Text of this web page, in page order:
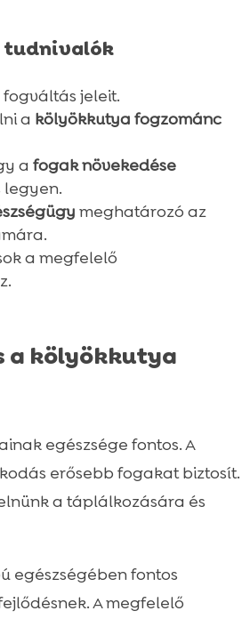
jelentősége
és hogyan
fogváltásáról
a kölyökkutya
a kölyökkutya fogváltási
tudnivalók
fogváltás jeleit.
a kölyökkutya fogzománc
a fogak növekedése
meghatározó az
a megfelelő
a kölyökkutya
egészsége fontos. A
erősebb fogakat biztosít.
a táplálkozására és
egészségében fontos
A megfelelő